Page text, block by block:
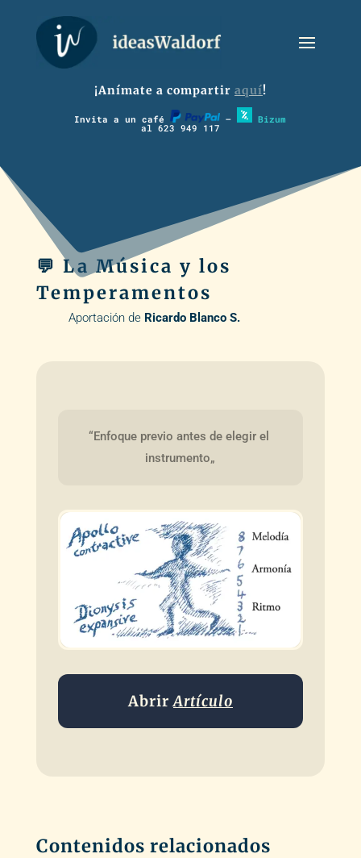
¡Anímate a compartir aquí!
Invita a un café – Bizum
al 623 949 117
💬 La Música y los
Temperamentos
Aportación de Ricardo Blanco S.
“Enfoque previo antes de elegir el
instrumento„
AbrirArtículo
Contenidos relacionados